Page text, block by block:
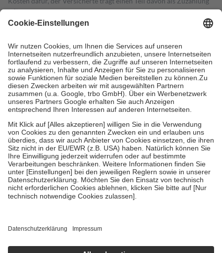
mit.
Grundsätzlich leisten Mitglieder Zuzahlungen in Höhe von zehn
höchstens zehn Euro.
Es sind jedoch nie mehr als die tatsächlichen
Kosten der Leistung zu entrichten.
Diese Regeln gelten grundsätzlich auch für Online-Apotheken.
Bei Heilmitteln und häuslicher Krankenpflege beträgt die
Zuzahlung zehn Prozent der Kosten sowie zehn Euro je
Verordnung.
Um das Engagement der Versicherten für ihre eigene Gesundheit zu
stärken und die besondere Stellung der Familie zu unterstützen,
fallenkeine Zuzahlungenan bei:
• Kindern und Jugendlichen bis zum vollendeten 18. Lebensjahr
mit Ausnahme der Fahrkosten
• Untersuchungen zur Vorsorge und Früherkennung, die von der
GKV getragen werden
• empfohlenen Schutzimpfungen
• Harn- und Blutteststreifen
getroffen, um sicherzustellen, dass es sich um echte Bewertungen
https://help.etrusted.com/hc/de/articles/4419944605341